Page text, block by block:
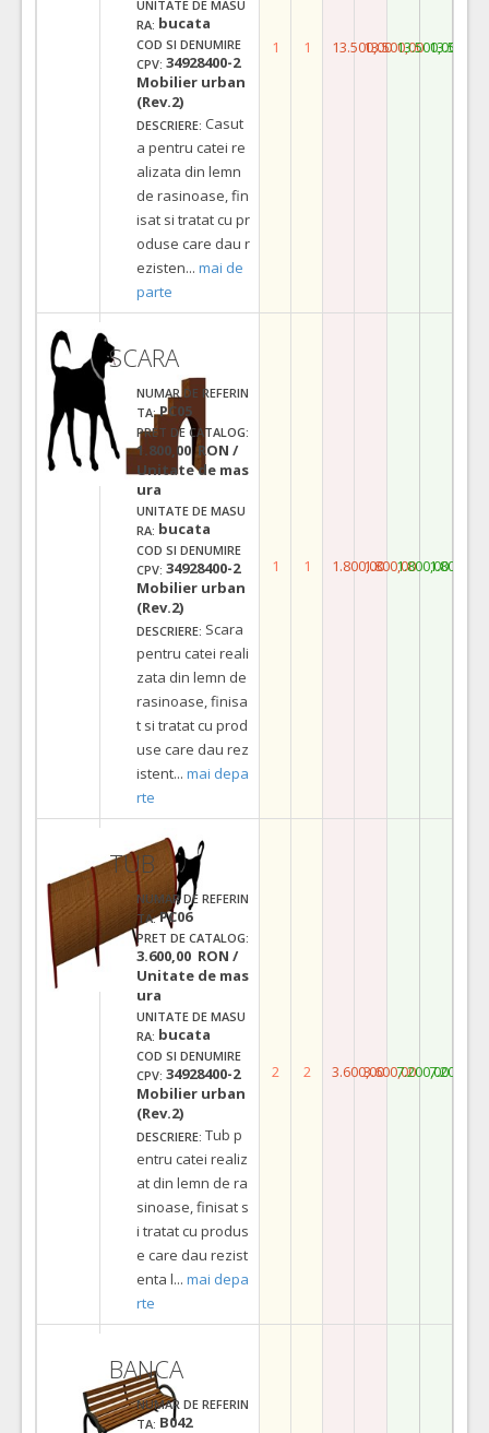
UNITATE DE MASU
RA: bucata
COD SI DENUMIRE
CPV: 34928400-2
Mobilier urban
(Rev.2)
DESCRIERE: Casut
a pentru catei re
alizata din lemn
de rasinoase, fin
isat si tratat cu pr
oduse care dau r
ezisten... mai de
parte
1 1 13.500,0013.500,0013.500,00
SCARA
NUMAR DE REFERIN
TA: PC05
PRET DE CATALOG:
1.800,00 RON /
Unitate de mas
ura
UNITATE DE MASU
RA: bucata
COD SI DENUMIRE
CPV: 34928400-2
Mobilier urban
(Rev.2)
DESCRIERE: Scara
pentru catei reali
zata din lemn de
rasinoase, finisa
t si tratat cu prod
use care dau rez
istent... mai depa
rte
1 1 1.800,001.800,001.800,001.800,00
TUB
NUMAR DE REFERIN
TA: PC06
PRET DE CATALOG:
3.600,00 RON /
Unitate de mas
ura
UNITATE DE MASU
RA: bucata
COD SI DENUMIRE
CPV: 34928400-2
Mobilier urban
(Rev.2)
DESCRIERE: Tub p
entru catei realiz
at din lemn de ra
sinoase, finisat s
i tratat cu produs
e care dau rezist
enta l... mai depa
rte
2 2 3.600,003.600,007.200,007.200,00
BANCA
NUMAR DE REFERIN
TA: B042